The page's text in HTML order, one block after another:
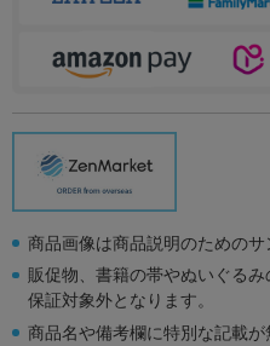
商品画像は商品説明のためのサ
販促物、書籍の帯やぬいぐる
保証対象外となります。
商品名や備考欄に特別な記載